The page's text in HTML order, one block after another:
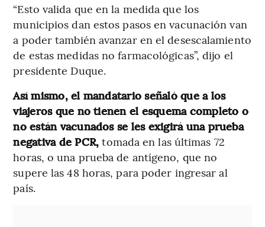
“Esto valida que en la medida que los
municipios dan estos pasos en vacunación van
a poder también avanzar en el desescalamiento
de estas medidas no farmacológicas”, dijo el
presidente Duque.
Así mismo, el mandatario señaló que a los
viajeros que no tienen el esquema completo o
no están vacunados se les exigirá una prueba
negativa de PCR,tomada en las últimas 72
horas, o una prueba de antígeno, que no
supere las 48 horas, para poder ingresar al
país.